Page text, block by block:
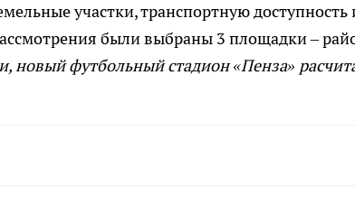
участки, транспортную
были выбраны 3 площадки –
новый футбольный стадион «Пенза»